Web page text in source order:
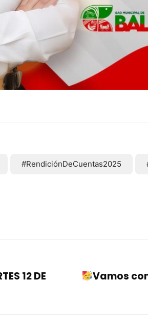
#RendiciónDeCuentas2025
12 DE
Vamos